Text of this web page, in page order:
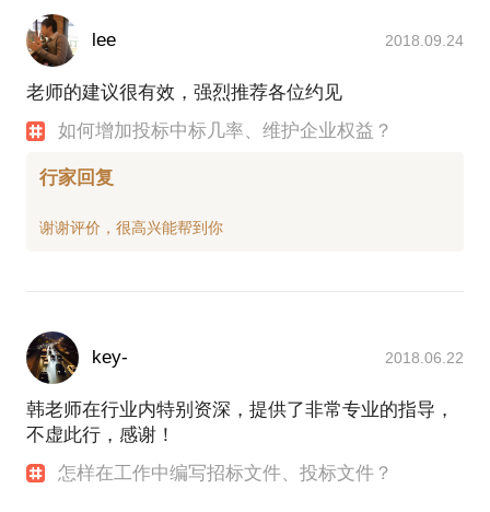
lee 2018.09.24
老师的建议很有效，强烈推荐各位约见
如何增加投标中标几率、维护企业权益？
行家回复
key- 2018.06.22
韩老师在行业内特别资深，提供了非常专业的指导，
不虚此行，感谢！
怎样在工作中编写招标文件、投标文件？